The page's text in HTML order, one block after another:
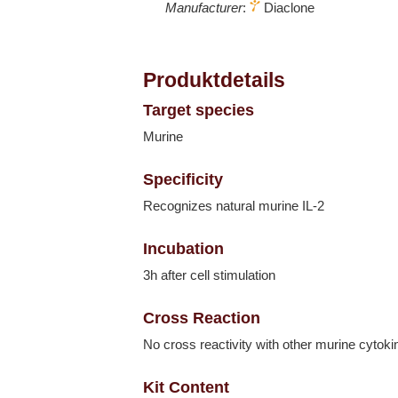
Manufacturer: Diaclone
Produktdetails
Target species
Murine
Specificity
Recognizes natural murine IL-2
Incubation
3h after cell stimulation
Cross Reaction
No cross reactivity with other murine
Kit Content